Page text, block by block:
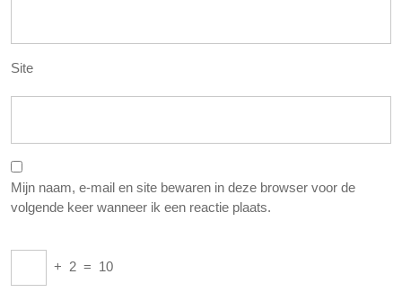
Site
Mijn naam, e-mail en site bewaren in deze browser voor de
volgende keer wanneer ik een reactie plaats.
+ 2 = 10